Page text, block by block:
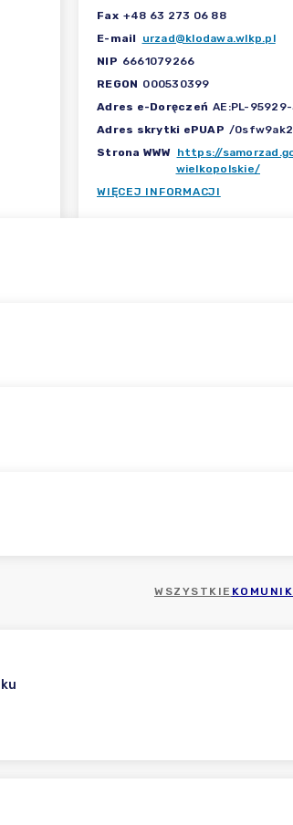
Fax +48 63 273 06 88
E-mail
urzad@klodawa.wlkp.pl
NIP 6661079266
REGON 000530399
Adres e-Doręczeń AE:PL-
Adres skrytki ePUAP /
Strona WWW https://
wielkopolskie/
WIĘCEJ INFORMACJI
WSZYSTKIE